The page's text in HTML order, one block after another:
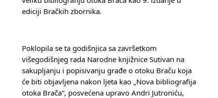
ediciji Bračkih zbornika.
Poklopila se ta godišnjica sa završetkom
višegodišnjeg rada Narodne knjižnice Sutivan na
sakupljanju i popisivanju građe o otoku Braču koja
će biti objavljena nakon ljeta kao „Nova bibliografija
otoka Brača“, posvećena upravo Andri Jutroniću,